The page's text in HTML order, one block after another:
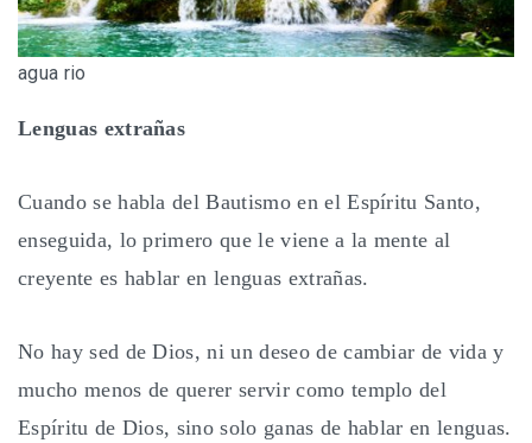
agua rio
Lenguas extrañas
Cuando se habla del Bautismo en el Espíritu Santo,
enseguida, lo primero que le viene a la mente al
creyente es hablar en lenguas extrañas.
No hay sed de Dios, ni un deseo de cambiar de vida y
mucho menos de querer servir como templo del
Espíritu de Dios, sino solo ganas de hablar en lenguas.